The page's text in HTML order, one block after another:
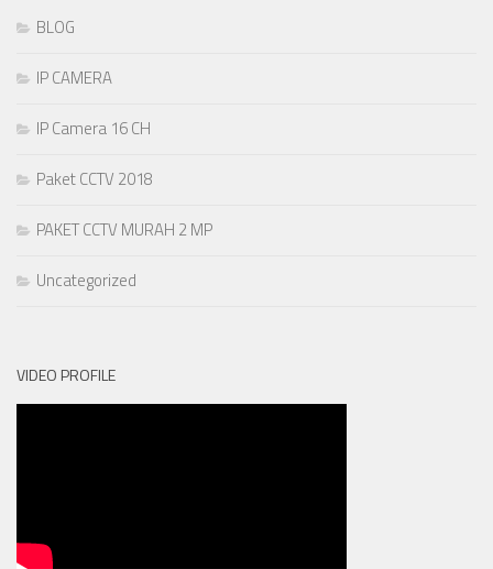
BLOG
IP CAMERA
IP Camera 16 CH
Paket CCTV 2018
PAKET CCTV MURAH 2 MP
Uncategorized
VIDEO PROFILE